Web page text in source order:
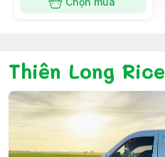
Thiên Long Rice